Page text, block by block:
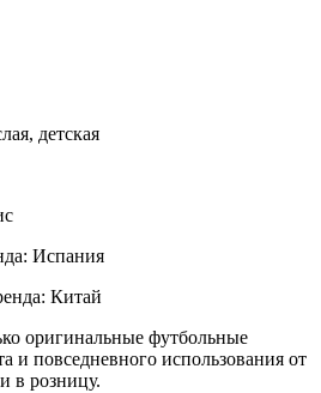
детская
Испания
Китай
оригинальные футбольные
и повседневного использования от
в розницу.